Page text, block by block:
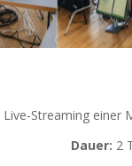
Live-Streaming einer
Dauer: 2